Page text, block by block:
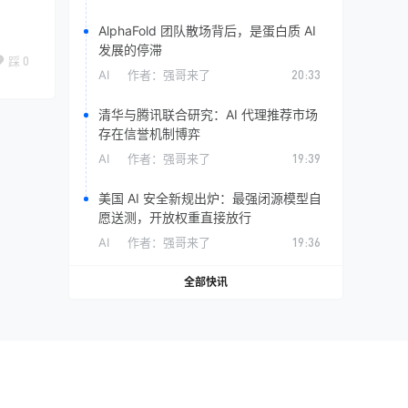
踩 0
AlphaFold 团队散场背后，是蛋白质 AI
发展的停滞
AI 作者： 强哥来了 20:33
清华与腾讯联合研究：AI 代理推荐市场
存在信誉机制博弈
AI 作者： 强哥来了 19:39
美国 AI 安全新规出炉：最强闭源模型自
愿送测，开放权重直接放行
AI 作者： 强哥来了 19:36
全部快讯